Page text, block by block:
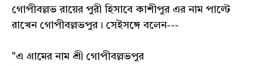
গোপীবল্লভ রায়ের পুরী হিসাবে কাশীপুর এর নাম পাল্টে
রাখেন গোপীবল্লভপুর। সেইসঙ্গে বলেন---
"এ গ্রামের নাম শ্রী গোপীবল্লভপুর